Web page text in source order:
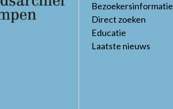
Bezoekersinformatie
Direct zoeken
Educatie
Laatste nieuws